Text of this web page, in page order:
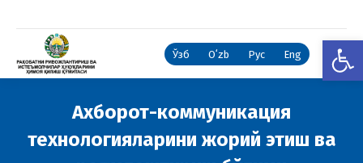
Ўзб Oʻzb Рус Eng
Ахборот-коммуникация
технологияларини жорий этиш ва